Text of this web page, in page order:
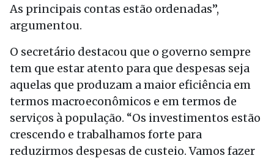
As principais contas estão ordenadas”,
argumentou.
O secretário destacou que o governo sempre
tem que estar atento para que despesas seja
aquelas que produzam a maior eficiência em
termos macroeconômicos e em termos de
serviços à população. “Os investimentos estão
crescendo e trabalhamos forte para
reduzirmos despesas de custeio. Vamos fazer